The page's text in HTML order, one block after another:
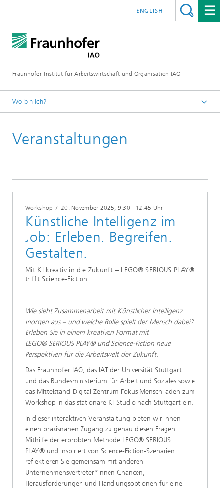
Fraunhofer-Institut für Arbeitswirtschaft und Organisation IAO
ENGLISH
Wo bin ich?
Veranstaltungen
Veranstaltungen
Workshop / 20. November 2025, 9:30 - 12:45 Uhr
Künstliche Intelligenz im
Job: Erleben. Begreifen.
Gestalten.
Mit KI kreativ in die Zukunft – LEGO® SERIOUS PLAY®
trifft Science-Fiction
​​​Wie sieht Zusammenarbeit mit Künstlicher Intelligenz
morgen aus – und welche Rolle spielt der Mensch dabei?
Erleben Sie in einem kreativen Format mit
LEGO® SERIOUS PLAY® und Science-Fiction neue
Perspektiven für die Arbeitswelt der Zukunft.
Das Fraunhofer IAO, das IAT der Universität Stuttgart
und das Bundesministerium für Arbeit und Soziales sowie
das Mittelstand-Digital Zentrum Fokus Mensch laden zum
Workshop in das stationäre KI-Studio nach Stuttgart ein.
In dieser interaktiven Veranstaltung bieten wir Ihnen
einen praxisnahen Zugang zu genau diesen Fragen.
Mithilfe der erprobten Methode LEGO® SERIOUS
PLAY® und inspiriert von Science-Fiction-Szenarien
reflektieren Sie gemeinsam mit anderen
Unternehmensvertreter*innen Chancen,
Herausforderungen und Handlungsoptionen für eine